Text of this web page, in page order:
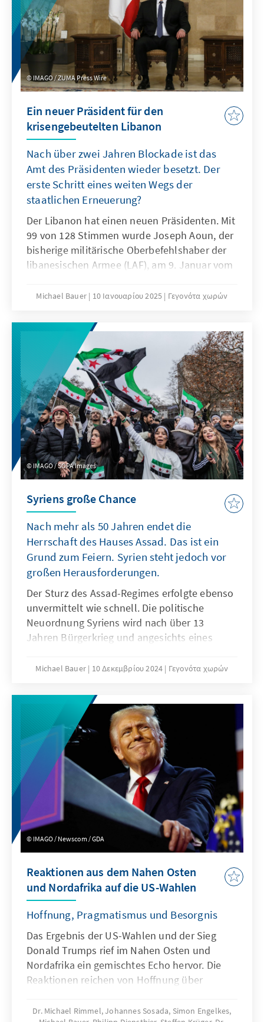
einen ersten Einblick in die politische
Machtbalance im Land nach dem Krieg
zwischen Israel und Hisbollah und vor den
Parlamentswahlen, die 2026 stattfinden
werden.
IMAGO / ZUMA Press Wire
Ein neuer Präsident für den
krisengebeutelten Libanon
Nach über zwei Jahren Blockade ist das
Amt des Präsidenten wieder besetzt. Der
erste Schritt eines weiten Wegs der
staatlichen Erneuerung?
Der Libanon hat einen neuen Präsidenten. Mit
99 von 128 Stimmen wurde Joseph Aoun, der
bisherige militärische Oberbefehlshaber der
libanesischen Armee (LAF), am 9. Januar vom
des Landes gewählt. Vorausgegangen waren
Vermittlungsbemühungen, diplomatischer
Druck sowie innerlibanesische Debatten
darüber, wie und mit wem die über zwei Jahre
andauernde Vakanz im Präsidentenpalast
beendet werden kann. Die Erwartungen an
den neuen Präsidenten sind hoch und die
Herausforderungen, vor denen er und das
Land stehen, groß.
Michael Bauer 10 Ιανουαρίου 2025 Γεγονότα χωρών
IMAGO / SOPA Images
Syriens große Chance
Nach mehr als 50 Jahren endet die
Herrschaft des Hauses Assad. Das ist ein
Grund zum Feiern. Syrien steht jedoch vor
großen Herausforderungen.
Der Sturz des Assad-Regimes erfolgte ebenso
unvermittelt wie schnell. Die politische
Neuordnung Syriens wird nach über 13
Jahren Bürgerkrieg und angesichts eines
einfach. Eine heterogene Allianz teils
politischen Übergang gestalten und dabei die
relevanten Stakeholder einbinden. Die
Aufbruchsstimmung im Land ist groß, mischt
sich jedoch mit Sorgen vor Racheakten und
neuen Konflikten.
Michael Bauer 10 Δεκεμβρίου 2024 Γεγονότα χωρών
IMAGO / Newscom / GDA
Reaktionen aus dem Nahen Osten
und Nordafrika auf die US-Wahlen
Hoffnung, Pragmatismus und Besorgnis
Das Ergebnis der US-Wahlen und der Sieg
Donald Trumps rief im Nahen Osten und
Nordafrika ein gemischtes Echo hervor. Die
Reaktionen reichen von Hoffnung über
Zukunft der Region. Die Publikation gibt einen
Dr. Michael Rimmel, Johannes Sosada, Simon Engelkes,